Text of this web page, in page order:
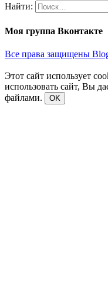
Найти:
Моя группа Вконтакте
Все права защищены
Этот сайт использует
использовать сайт, Вы
файлами.
OK